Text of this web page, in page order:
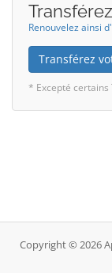
Renouvelez ainsi
Transférez
* Excepté
Copyright © 2026